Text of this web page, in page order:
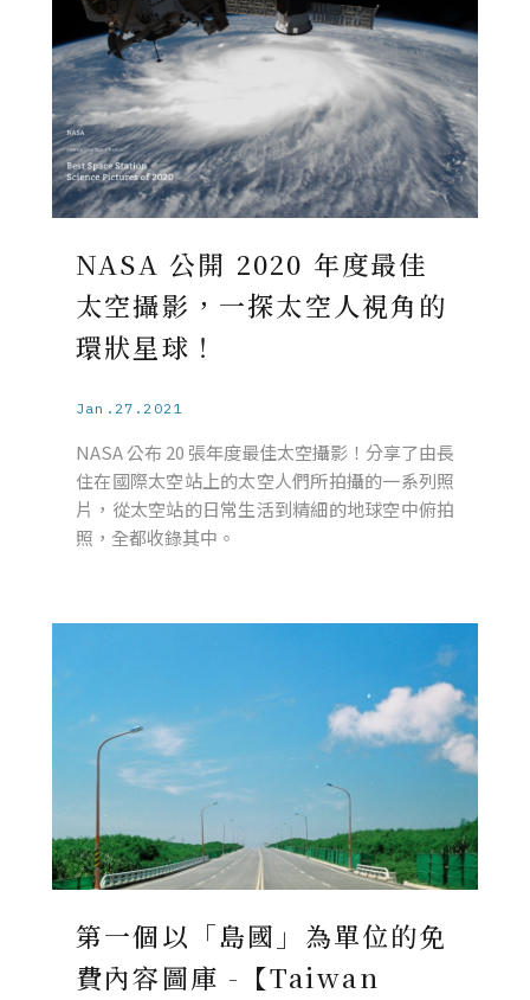
NASA 公開 2020 年度最佳
太空攝影，一探太空人視角的
環狀星球！
Jan.27.2021
NASA 公布 20 張年度最佳太空攝影！分享了由長
住在國際太空站上的太空人們所拍攝的一系列照
片，從太空站的日常生活到精細的地球空中俯拍
照，全都收錄其中。
第一個以「島國」為單位的免
費內容圖庫 -【Taiwan